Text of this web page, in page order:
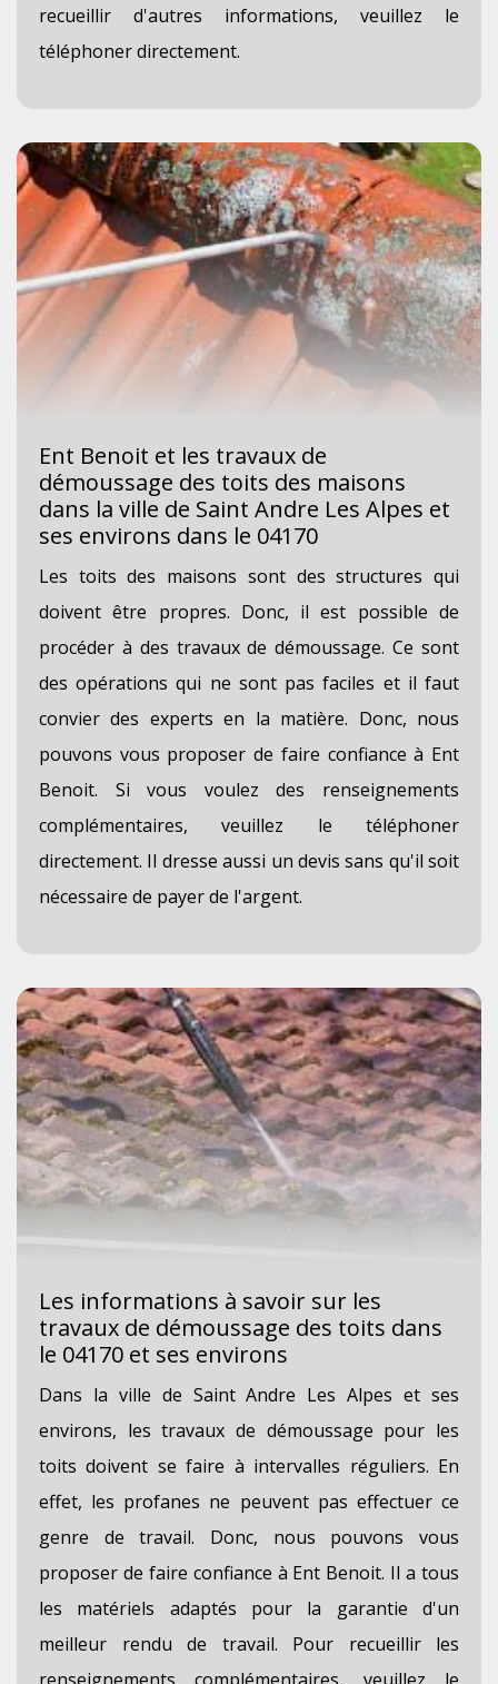
recueillir d'autres informations, veuillez le
téléphoner directement.
Ent Benoit et les travaux de
démoussage des toits des maisons
dans la ville de Saint Andre Les Alpes et
ses environs dans le 04170
Les toits des maisons sont des structures qui
doivent être propres. Donc, il est possible de
procéder à des travaux de démoussage. Ce sont
des opérations qui ne sont pas faciles et il faut
convier des experts en la matière. Donc, nous
pouvons vous proposer de faire confiance à Ent
Benoit. Si vous voulez des renseignements
complémentaires, veuillez le téléphoner
directement. Il dresse aussi un devis sans qu'il soit
nécessaire de payer de l'argent.
Les informations à savoir sur les
travaux de démoussage des toits dans
le 04170 et ses environs
Dans la ville de Saint Andre Les Alpes et ses
environs, les travaux de démoussage pour les
toits doivent se faire à intervalles réguliers. En
effet, les profanes ne peuvent pas effectuer ce
genre de travail. Donc, nous pouvons vous
proposer de faire confiance à Ent Benoit. Il a tous
les matériels adaptés pour la garantie d'un
meilleur rendu de travail. Pour recueillir les